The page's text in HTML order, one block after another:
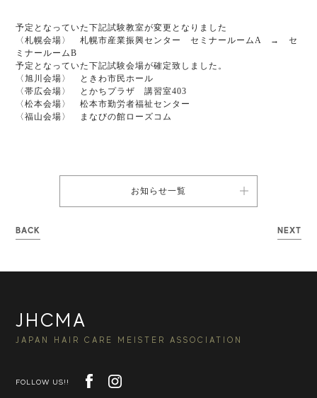
予定となっていた下記試験教室が変更となりました
〈札幌会場〉 札幌市産業振興センター セミナールームA → セ
ミナールームB
予定となっていた下記試験会場が確定致しました。
〈旭川会場〉 ときわ市民ホール
〈帯広会場〉 とかちプラザ 講習室403
〈松本会場〉 松本市勤労者福祉センター
〈福山会場〉 まなびの館ローズコム
お知らせ一覧
BACK NEXT
JHCMA
JAPAN HAIR CARE MEISTER ASSOCIATION
FOLLOW US!!